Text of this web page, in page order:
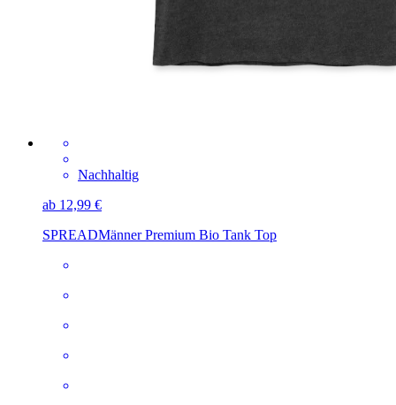
Nachhaltig
ab 12,99 €
SPREADMänner Premium Bio Tank Top